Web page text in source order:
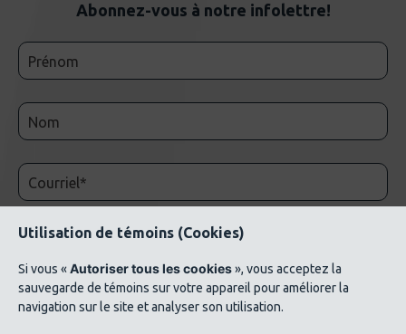
Abonnez-vous à notre infolettre!
Utilisation de témoins (Cookies)
Si vous «Autoriser tous les cookies», vous acceptez la
sauvegarde de témoins sur votre appareil pour améliorer la
navigation sur le site et analyser son utilisation.